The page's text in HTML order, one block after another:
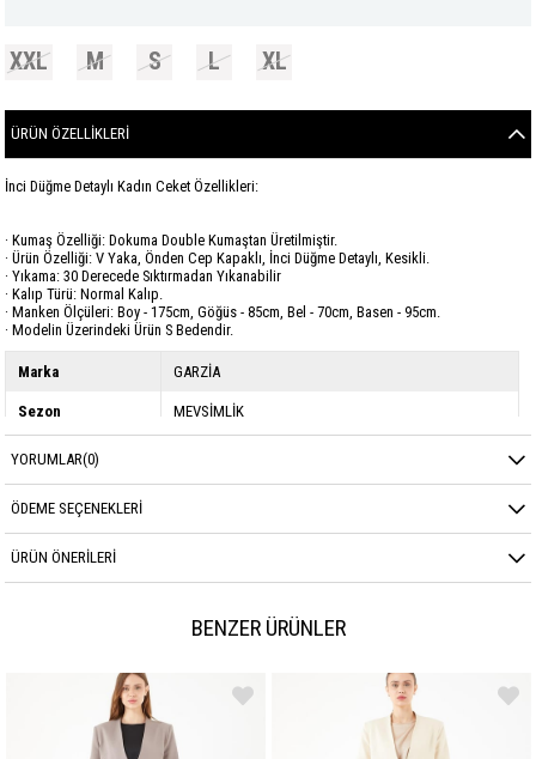
XXL M S L XL
ÜRÜN ÖZELLIKLERI
İnci Düğme Detaylı Kadın Ceket Özellikleri:
· Kumaş Özelliği: Dokuma Double Kumaştan Üretilmiştir.
· Ürün Özelliği: V Yaka, Önden Cep Kapaklı, İnci Düğme Detaylı, Kesikli.
· Yıkama: 30 Derecede Sıktırmadan Yıkanabilir
· Kalıp Türü: Normal Kalıp.
· Manken Ölçüleri: Boy - 175cm, Göğüs - 85cm, Bel - 70cm, Basen - 95cm.
· Modelin Üzerindeki Ürün S Bedendir.
Marka GARZİA
Sezon MEVSİMLİK
Kumaş Cinsi
YORUMLAR(0)
ÖDEME SEÇENEKLERI
ÜRÜN ÖNERILERI
BENZER ÜRÜNLER